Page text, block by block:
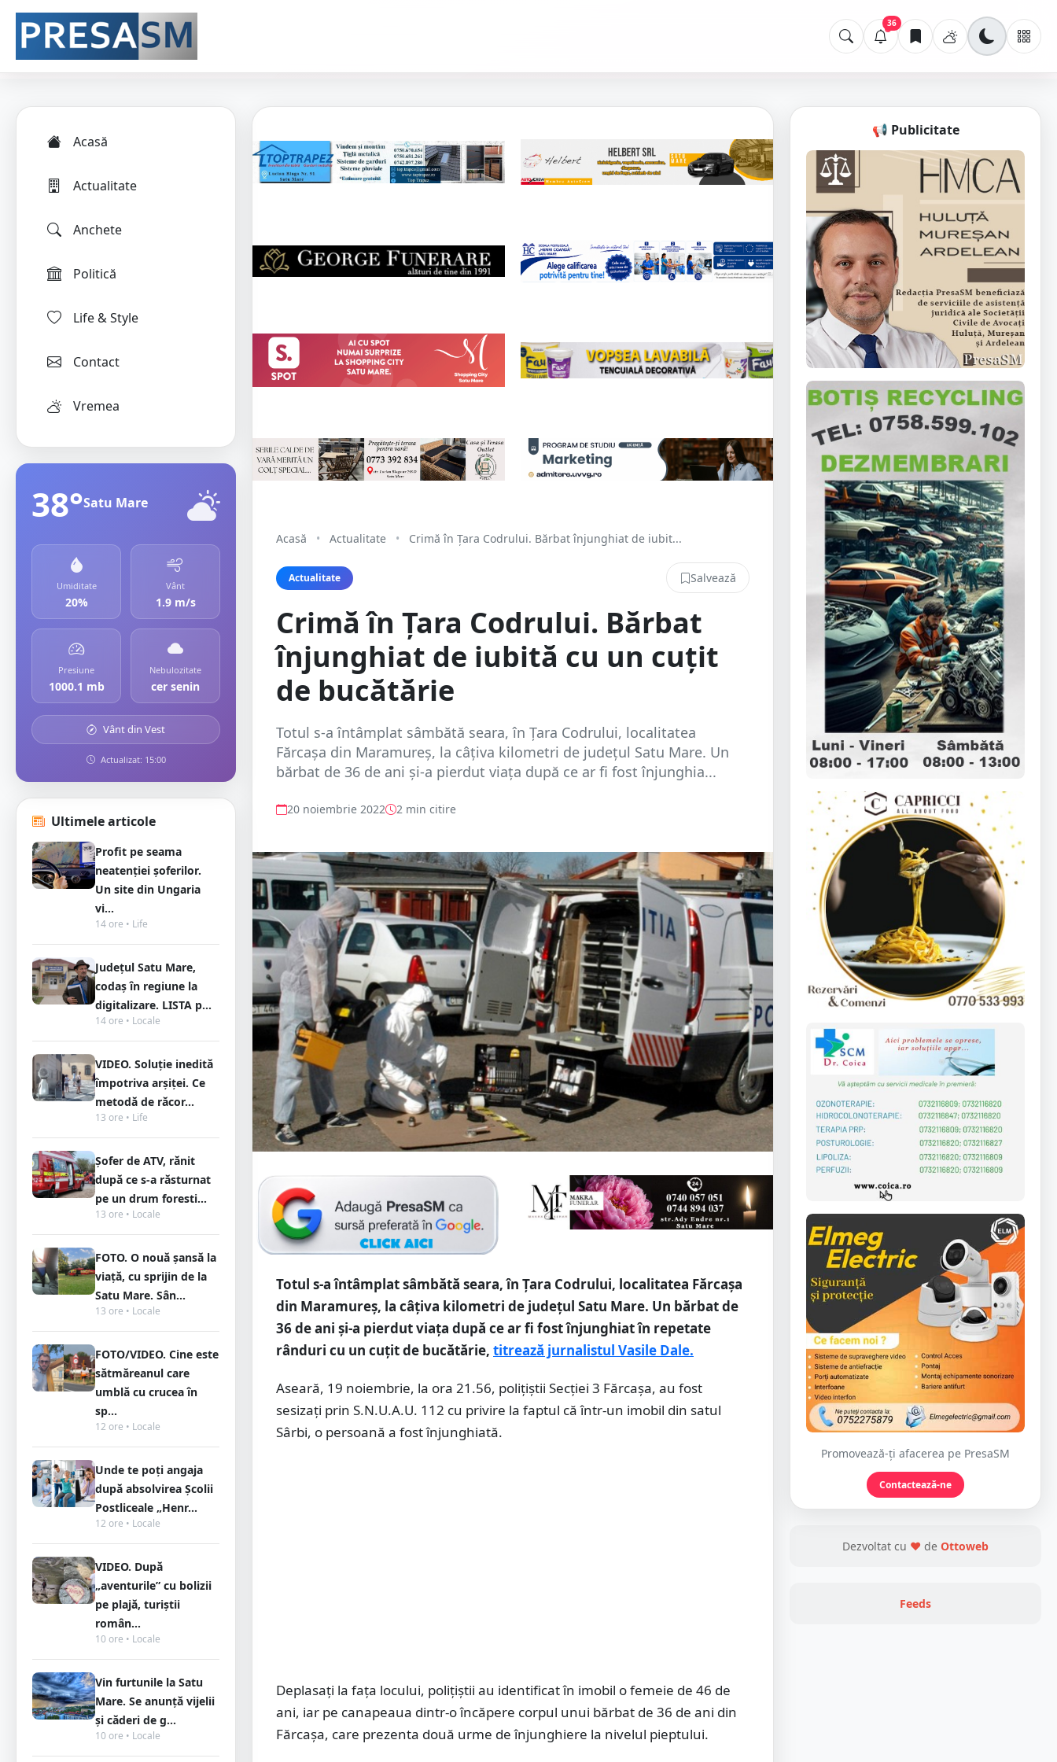
36
Acasă
Actualitate
Anchete
Politică
Life & Style
Contact
Vremea
38°Satu Mare
Umiditate
20%
Vânt
1.9 m/s
Presiune
1000.1 mb
Nebulozitate
cer senin
Vânt din Vest
Actualizat: 15:00
Ultimele articole
Profit pe seama
neatenției șoferilor.
Un site din Ungaria
vi...
14 ore • Life
Județul Satu Mare,
codaș în regiune la
digitalizare. LISTA p...
14 ore • Locale
VIDEO. Soluție inedită
împotriva arșiței. Ce
metodă de răcor...
13 ore • Life
Șofer de ATV, rănit
după ce s-a răsturnat
pe un drum foresti...
13 ore • Locale
FOTO. O nouă șansă la
viață, cu sprijin de la
Satu Mare. Sân...
13 ore • Locale
FOTO/VIDEO. Cine este
sătmăreanul care
umblă cu crucea în
sp...
12 ore • Locale
Unde te poți angaja
după absolvirea Școlii
Postliceale „Henr...
12 ore • Locale
VIDEO. După
„aventurile” cu bolizii
pe plajă, turiștii
român...
10 ore • Locale
Vin furtunile la Satu
Mare. Se anunță vijelii
și căderi de g...
10 ore • Locale
Acasă • Actualitate • Crimă în Țara Codrului. Bărbat înjunghiat de iubit...
Actualitate Salvează
Crimă în Țara Codrului. Bărbat
înjunghiat de iubită cu un cuțit
de bucătărie
Totul s-a întâmplat sâmbătă seara, în Țara Codrului, localitatea
Fărcașa din Maramureș, la câțiva kilometri de județul Satu Mare. Un
bărbat de 36 de ani și-a pierdut viața după ce ar fi fost înjunghia...
20 noiembrie 2022 2 min citire
Totul s-a întâmplat sâmbătă seara, în Țara Codrului, localitatea Fărcașa
din Maramureș, la câțiva kilometri de județul Satu Mare. Un bărbat de
36 de ani și-a pierdut viața după ce ar fi fost înjunghiat în repetate
rânduri cu un cuțit de bucătărie, titrează jurnalistul Vasile Dale.
Aseară, 19 noiembrie, la ora 21.56, polițiștii Secției 3 Fărcașa, au fost
sesizați prin S.N.U.A.U. 112 cu privire la faptul că într-un imobil din satul
Sârbi, o persoană a fost înjunghiată.
Deplasați la fața locului, polițiștii au identificat în imobil o femeie de 46 de
ani, iar pe canapeaua dintr-o încăpere corpul unui bărbat de 36 de ani din
Fărcașa, care prezenta două urme de înjunghiere la nivelul pieptului.
📢 Publicitate
Promovează-ți afacerea pe PresaSM
Contactează-ne
Dezvoltat cu ❤ de Ottoweb
Feeds